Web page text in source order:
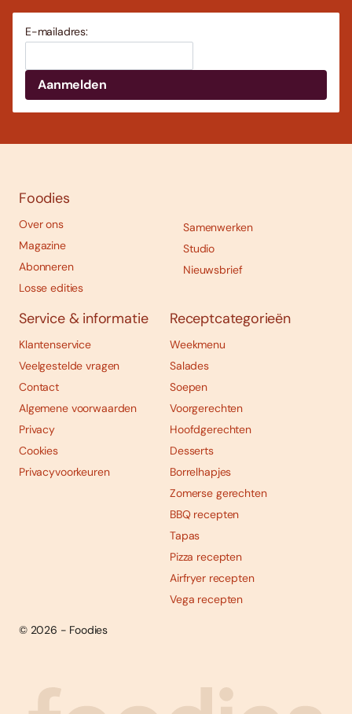
Abonneren
E-mailadres:
Foodies
Over ons
Magazine
Abonneren
Losse edities
Samenwerken
Studio
Nieuwsbrief
Service & informatie
Klantenservice
Veelgestelde vragen
Contact
Algemene voorwaarden
Privacy
Cookies
Privacyvoorkeuren
Receptcategorieën
Weekmenu
Salades
Soepen
Voorgerechten
Hoofdgerechten
Desserts
Borrelhapjes
Zomerse gerechten
BBQ recepten
Tapas
Pizza recepten
Airfryer recepten
Vega recepten
© 2026 - Foodies